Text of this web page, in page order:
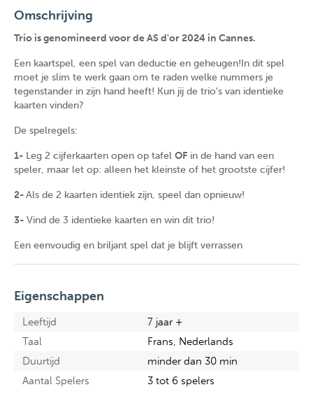
Omschrijving
Trio is genomineerd voor de AS d'or 2024 in Cannes.
Een kaartspel, een spel van deductie en geheugen!In dit spel
moet je slim te werk gaan om te raden welke nummers je
tegenstander in zijn hand heeft! Kun jij de trio's van identieke
kaarten vinden?
De spelregels:
1- Leg 2 cijferkaarten open op tafel OF in de hand van een
speler, maar let op: alleen het kleinste of het grootste cijfer!
2-Als de 2 kaarten identiek zijn, speel dan opnieuw!
3- Vind de 3 identieke kaarten en win dit trio!
Een eenvoudig en briljant spel dat je blijft verrassen
Eigenschappen
Leeftijd
7 jaar +
Taal
Frans, Nederlands
Duurtijd
minder dan 30 min
Aantal Spelers
3 tot 6 spelers